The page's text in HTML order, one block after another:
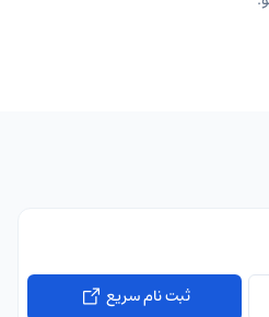
ثبت نام سریع